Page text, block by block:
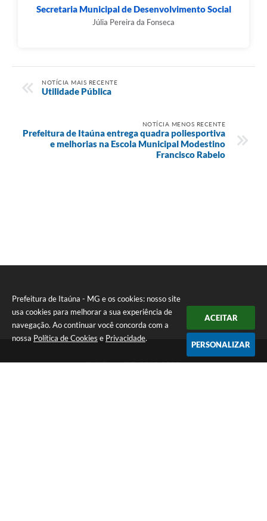
Prefeitura de Itaúna - MG e os cookies: nosso site
usa cookies para melhorar a sua experiência de
navegação. Ao continuar você concorda com a
nossa Política de Cookies e Privacidade.
ACEITAR
PERSONALIZAR
Secretaria Municipal de Desenvolvimento Social
Júlia Pereira da Fonseca
NOTÍCIA MAIS RECENTE
Utilidade Pública
NOTÍCIA MENOS RECENTE
Prefeitura de Itaúna entrega quadra poliesportiva
e melhorias na Escola Municipal Modestino
Francisco Rabelo
Telefone: (37) 3249-9500